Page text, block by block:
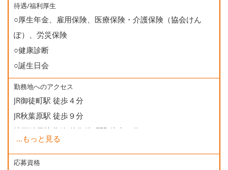
待遇/福利厚生
○厚生年金、雇用保険、医療保険・介護保険（協会けん
ぽ）、労災保険
○健康診断
○誕生日会
勤務地へのアクセス
JR御徒町駅 徒歩４分
JR秋葉原駅 徒歩９分
地下鉄日比谷線 仲御徒町駅 徒歩２分
地下鉄銀座線 末広町駅 徒歩５分
地下鉄大江戸線 上野御徒町駅 徒歩５分
...もっと見る
応募資格